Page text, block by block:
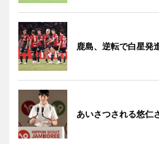
鹿島、逆転で白星
あいさつされる悠仁